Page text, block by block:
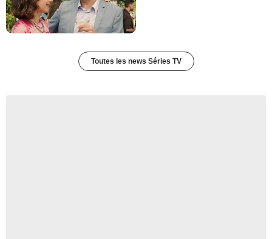
Toutes les news Séries TV